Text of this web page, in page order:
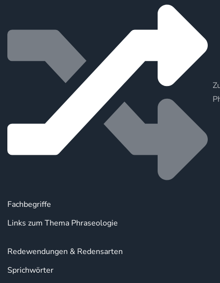
Fachbegriffe
Links zum Thema Phraseologie
Redewendungen & Redensarten
Sprichwörter